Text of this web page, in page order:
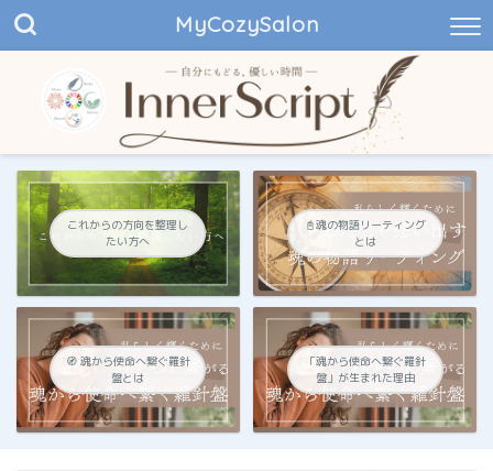
MyCozySalon
これからの方向を整理し
たい方へ
📓魂の物語リーティング
とは
🧭 魂から使命へ繋ぐ羅針
盤とは
「魂から使命へ繋ぐ羅針
盤」が生まれた理由